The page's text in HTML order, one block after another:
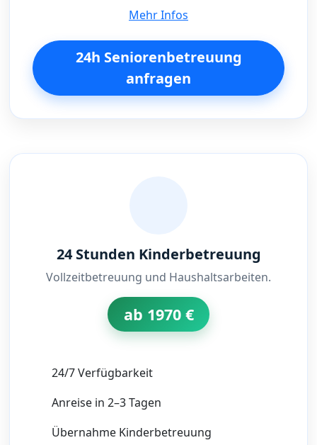
Mehr Infos
24h Seniorenbetreuung
anfragen
24 Stunden Kinderbetreuung
Vollzeitbetreuung und Haushaltsarbeiten.
ab 1970 €
24/7 Verfügbarkeit
Anreise in 2–3 Tagen
Übernahme Kinderbetreuung